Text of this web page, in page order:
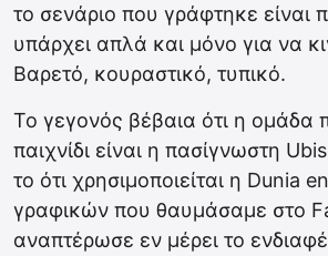
το σενάριο που γράφτηκε είναι
υπάρχει απλά και μόνο για να
Βαρετό, κουραστικό, τυπικό.
Το γεγονός βέβαια ότι η ομάδα
παιχνίδι είναι η πασίγνωστη
το ότι χρησιμοποιείται η Dunia
γραφικών που θαυμάσαμε στο
αναπτέρωσε εν μέρει το